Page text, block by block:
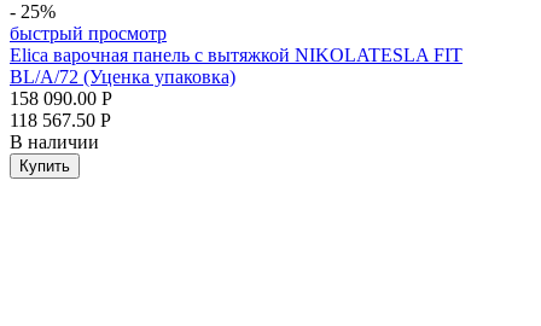
- 25%
быстрый просмотр
Elica варочная панель с вытяжкой NIKOLATESLA FIT
BL/A/72 (Уценка упаковка)
158 090.00 Р
118 567.50 Р
В наличии
Купить